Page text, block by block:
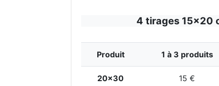
4 tirages 15x20
Produit 1 à 3 produits
20x30 15 €